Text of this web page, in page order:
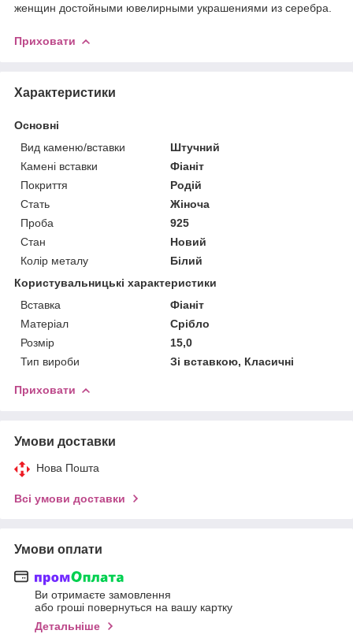
женщин достойными ювелирными украшениями из серебра.
Приховати
Характеристики
Основні
Вид каменю/вставки
Штучний
Камені вставки
Фіаніт
Покриття
Родій
Стать
Жіноча
Проба
925
Стан
Новий
Колір металу
Білий
Користувальницькі характеристики
Вставка
Фіаніт
Матеріал
Срібло
Розмір
15,0
Тип вироби
Зі вставкою, Класичні
Приховати
Умови доставки
Нова Пошта
Всі умови доставки
Умови оплати
Ви отримаєте замовлення
або гроші повернуться на вашу картку
Детальніше